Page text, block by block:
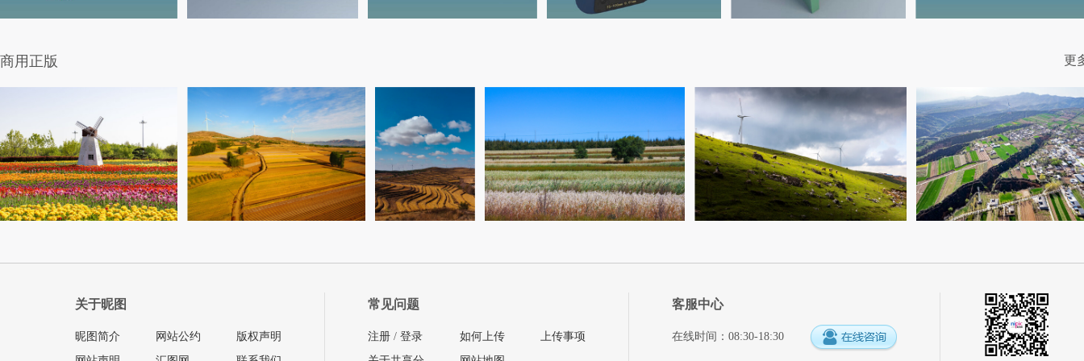
商用正版 更
关于昵图
昵图简介
网站公约
版权声明
常见问题
注册 / 登录
如何上传
上传事项
客服中心
在线时间：08:30-18:30